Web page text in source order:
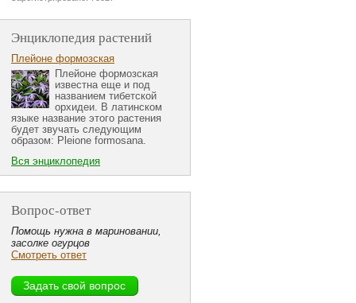
Энциклопедия растений
Плейоне формозская
Плейоне формозская
известна еще и под
названием тибетской
орхидеи. В латинском
языке название этого растения
будет звучать следующим
образом: Pleione formosana.
Вся энциклопедия
Вопрос-ответ
Помощь нужна в мариновании,
засолке огурцов
Смотреть ответ